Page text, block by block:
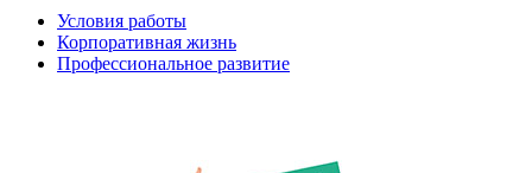
Условия работы
Корпоративная жизнь
Профессиональное развитие